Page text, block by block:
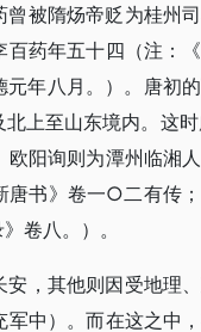
被隋炀帝贬为桂州
药年五十四（注：
年八月。）。唐初
上至山东境内。这
阳询则为潭州临湘
书》卷一○二有传
卷八。）。
，其他则因受地理
中）。而在这之中